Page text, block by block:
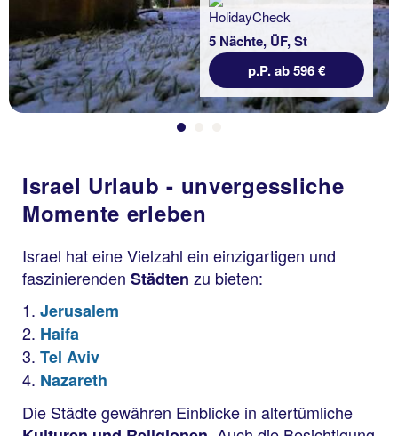
5 Nächte, ÜF, St
p.P. ab 596 €
Israel Urlaub - unvergessliche
Momente erleben
Israel hat eine Vielzahl ein einzigartigen und
faszinierenden Städten zu bieten:
Jerusalem
Haifa
Tel Aviv
Nazareth
Die Städte gewähren Einblicke in altertümliche